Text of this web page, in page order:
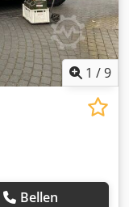
1 /9
Bellen